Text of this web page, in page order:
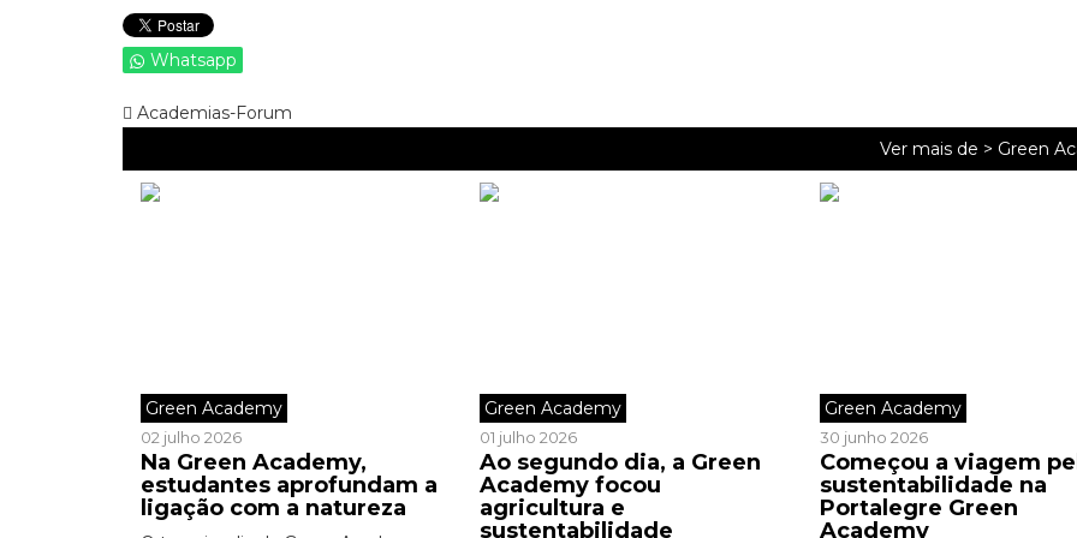
Whatsapp
Academias-Forum
Ver mais de > Green
Green Academy
02 julho 2026
Na Green Academy,
estudantes aprofundam a
ligação com a natureza
Green Academy
01 julho 2026
Ao segundo dia, a Green
Academy focou
agricultura e
sustentabilidade
Green Academy
30 junho 2026
Começou a viagem
sustentabilidade na
Portalegre Green
Academy